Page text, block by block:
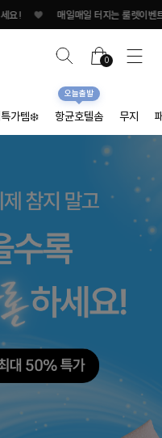
♥ 매일매일 터지는 룰렛이벤트
0
가템❄️ 항균호텔솜
오늘출발
무지